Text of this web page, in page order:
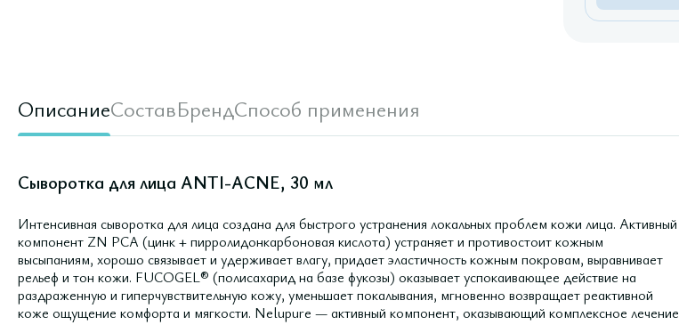
ОписаниеСоставБрендСпособ применения
Сыворотка для лица ANTI-ACNE, 30 мл
Интенсивная сыворотка для лица создана для быстрого устранения локальных проблем кожи лица. Активный
компонент ZN PCA (цинк + пирролидонкарбоновая кислота) устраняет и противостоит кожным
высыпаниям, хорошо связывает и удерживает влагу, придает эластичность кожным покровам, выравнивает
рельеф и тон кожи. FUCOGEL® (полисахарид на базе фукозы) оказывает успокаивающее действие на
раздраженную и гиперчувствительную кожу, уменьшает покалывания, мгновенно возвращает реактивной
коже ощущение комфорта и мягкости. Nelupure — активный компонент, оказывающий комплексное лечение